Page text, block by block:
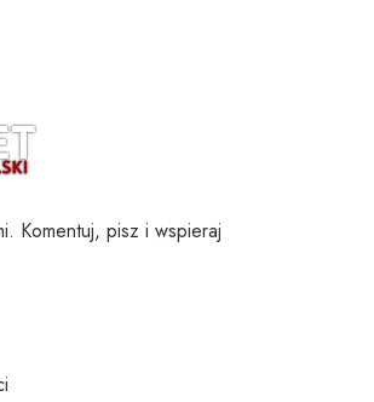
Komentuj, pisz i wspieraj